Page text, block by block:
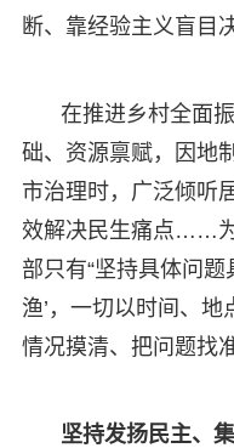
断、靠经验主义盲目
在推进乡村全面
础、资源禀赋，因地
市治理时，广泛倾听
效解决民生痛点……
部只有“坚持具体问题
渔’，一切以时间、地
情况摸清、把问题找
坚持发扬民主、